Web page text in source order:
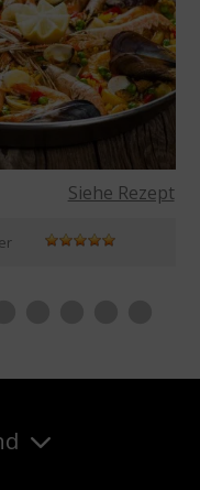
Siehe Rezept